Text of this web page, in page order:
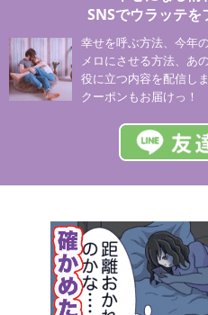
SNSでウラッテを
幸せを呼ぶ方法、今年
メロにさせる方法、あ
役に立つ内容を配信し
クーポンもお届けっ！